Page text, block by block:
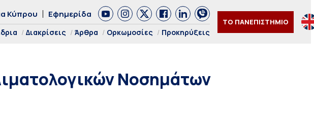
Κύπρου Εφημερίδα
Διακρίσεις Άρθρα Ορκωμοσίες Προκηρύξεις
ΤΟ ΠΑΝΕΠΙΣΤΗΜΙΟ
Νοσημάτων